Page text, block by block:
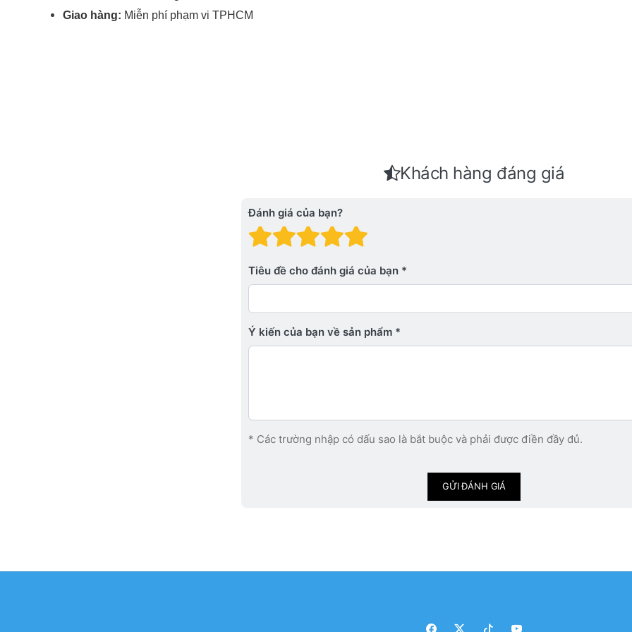
Giao hàng: Miễn phí phạm vi TPHCM
Khách hàng đáng giá
Đánh giá của bạn?
Đánh giá: 4 trên 5 sao.
Đánh giá: 3 trên 5 sao.
Đánh giá: 2 trên 5 sao.
Đánh giá: 1 trên 5 sao. Xấu
Tiêu đề cho đánh giá của bạn
Ý kiến ​​của bạn về sản phẩm
* Các trường nhập có dấu sao là bắt buộc và phải được điền đầy đủ.
GỬI ĐÁNH GIÁ